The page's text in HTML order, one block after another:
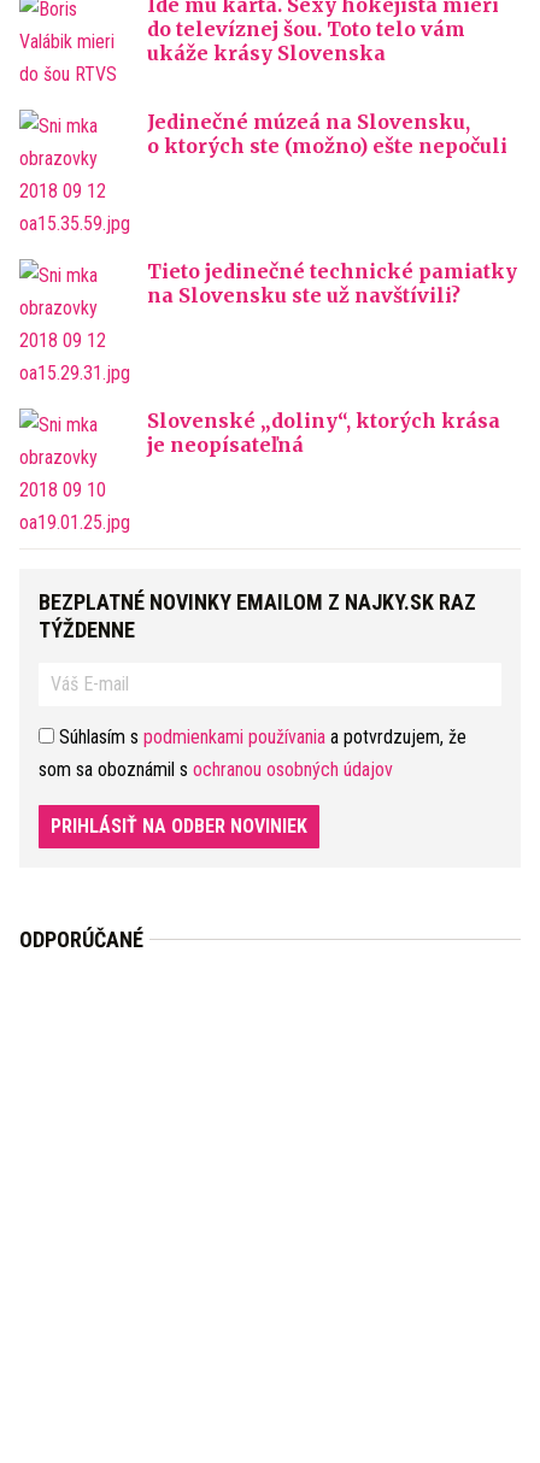
do televíznej šou. Toto telo vám
ukáže krásy Slovenska
Jedinečné múzeá na Slovensku,
o ktorých ste (možno) ešte nepočuli
Tieto jedinečné technické pamiatky
na Slovensku ste už navštívili?
Slovenské „doliny“, ktorých krása
je neopísateľná
BEZPLATNÉ NOVINKY EMAILOM Z NAJKY.SK RAZ
TÝŽDENNE
Súhlasím s podmienkami používania a potvrdzujem, že
som sa oboznámil s ochranou osobných údajov
PRIHLÁSIŤ NA ODBER NOVINIEK
ODPORÚČANÉ